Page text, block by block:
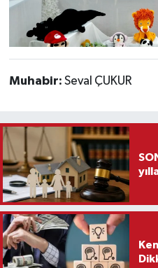
Muhabir: Seval ÇUKUR
SON